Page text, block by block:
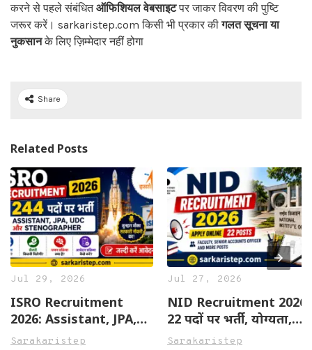
करने से पहले संबंधितऑफिशियल वेबसाइटपर जाकर विवरण की पुष्टि
जरूर करें। sarkaristep.com किसी भी प्रकार कीगलत सूचना या
नुकसानके लिए ज़िम्मेदार नहीं होगा
Share
Related Posts
Jul 29, 2026
ISRO Recruitment
2026: Assistant, JPA,
UDC और Stenographer
Sarakaristep
Jul 27, 2026
NID Recruitment 2026:
22 पदों पर भर्ती, योग्यता,
सैलरी, आवेदन प्रक्रिया और
Sarakaristep